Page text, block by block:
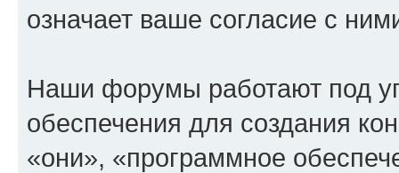
означает ваше согласие с
Наши форумы работают под
обеспечения для создания
«они», «программное